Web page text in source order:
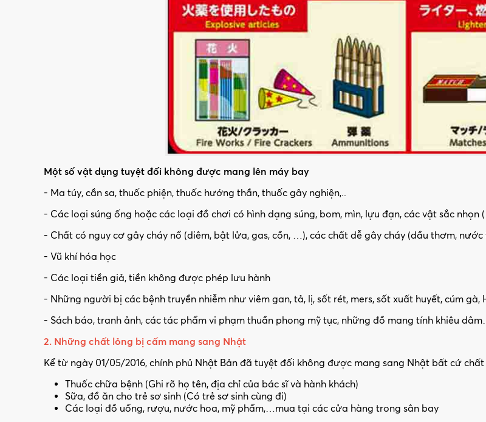
Một số vật dụng tuyệt đối không được mang lên máy bay
- Ma túy, cần sa, thuốc phiện, thuốc hướng thần, thuốc gây nghiện,..
- Các loại súng ống hoặc các loại đồ chơi có hình dạng súng, bom, mìn, lựu đạn, các vật sắc nhọn
- Chất có nguy cơ gây cháy nổ (diêm, bật lửa, gas, cồn, …), các chất dễ gây cháy (dầu thơm,
- Vũ khí hóa học
- Các loại tiền giả, tiền không được phép lưu hành
- Những người bị các bệnh truyền nhiễm như viêm gan, tả, lị, sốt rét, mers, sốt xuất huyết, cúm
- Sách báo, tranh ảnh, các tác phẩm vi phạm thuần phong mỹ tục, những đồ mang tính khiêu
2. Những chất lỏng bị cấm mang sang Nhật
Kể từ ngày 01/05/2016, chính phủ Nhật Bản đã tuyệt đối không được mang sang Nhật bất cứ
Thuốc chữa bệnh (Ghi rõ họ tên, địa chỉ của bác sĩ và hành khách)
Sữa, đồ ăn cho trẻ sơ sinh (Có trẻ sơ sinh cùng đi)
Các loại đồ uống, rượu, nước hoa, mỹ phẩm,…mua tại các cửa hàng trong sân bay